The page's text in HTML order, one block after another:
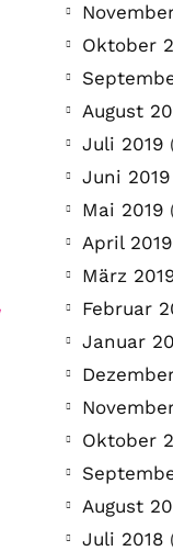
Oktober
August
Juli 2019
Juni 2019
Mai 2019
April 2019
März
Februar
Januar
Oktober
August
Juli 2018
COMMUNITY
Der
Der
stellen
Aber du
zu
Jetzt